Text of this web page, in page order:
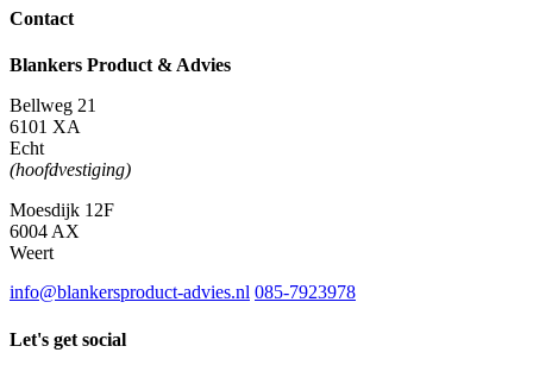
Contact
Blankers Product & Advies
Bellweg 21
6101 XA
Echt
(hoofdvestiging)
Moesdijk 12F
6004 AX
Weert
info@blankersproduct-advies.nl 085-7923978
Let's get social